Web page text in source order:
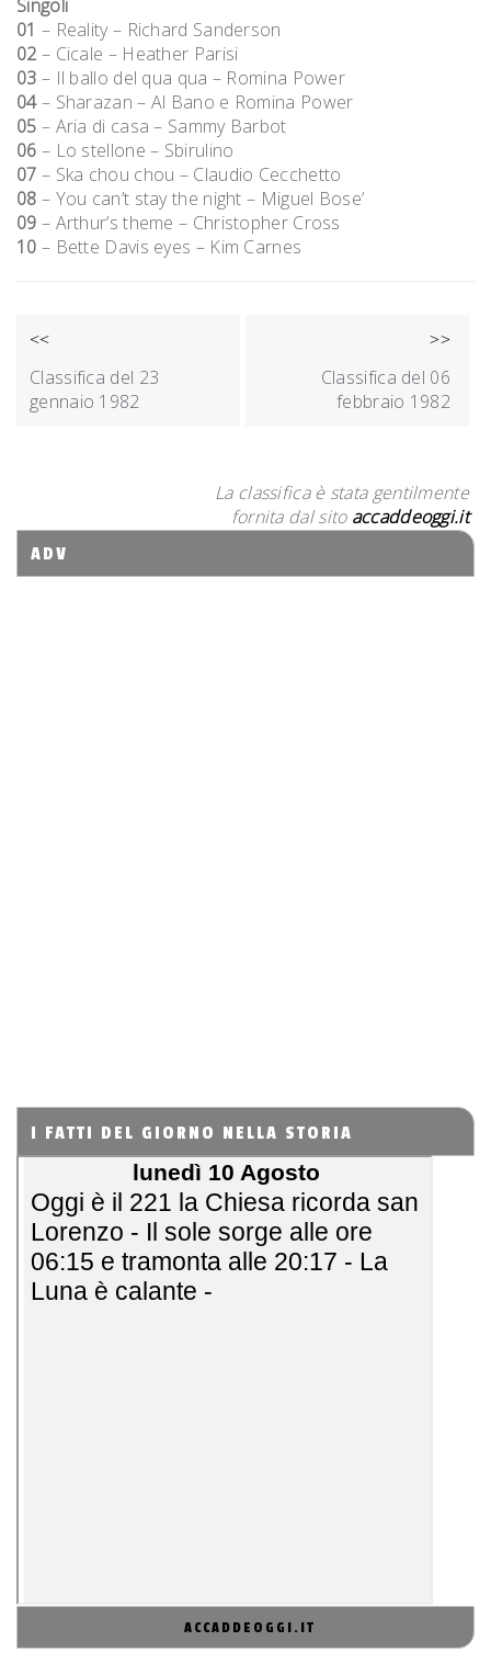
Singoli
01 – Reality – Richard Sanderson
02 – Cicale – Heather Parisi
03 – Il ballo del qua qua – Romina Power
04– Sharazan – Al Bano e Romina Power
05 – Aria di casa – Sammy Barbot
06 – Lo stellone – Sbirulino
07 – Ska chou chou – Claudio Cecchetto
08 – You can’t stay the night – Miguel Bose’
09 – Arthur’s theme – Christopher Cross
10 – Bette Davis eyes – Kim Carnes
NAVIGAZIONE
ARTICOLI
<<
Classifica del 23
gennaio 1982
>>
Classifica del 06
febbraio 1982
La classifica è stata gentilmente
fornita dal sito accaddeoggi.it
ADV
I FATTI DEL GIORNO NELLA STORIA
ACCADDEOGGI.IT